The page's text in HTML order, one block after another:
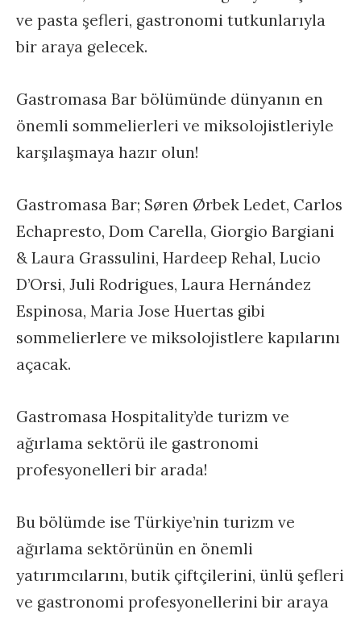
ve pasta şefleri, gastronomi tutkunlarıyla
bir araya gelecek.
Gastromasa Bar bölümünde dünyanın en
önemli sommelierleri ve miksolojistleriyle
karşılaşmaya hazır olun!
Gastromasa Bar; Søren Ørbek Ledet, Carlos
Echapresto, Dom Carella, Giorgio Bargiani
& Laura Grassulini, Hardeep Rehal, Lucio
D’Orsi, Juli Rodrigues, Laura Hernández
Espinosa, Maria Jose Huertas gibi
sommelierlere ve miksolojistlere kapılarını
açacak.
Gastromasa Hospitality’de turizm ve
ağırlama sektörü ile gastronomi
profesyonelleri bir arada!
Bu bölümde ise Türkiye’nin turizm ve
ağırlama sektörünün en önemli
yatırımcılarını, butik çiftçilerini, ünlü şefleri
ve gastronomi profesyonellerini bir araya